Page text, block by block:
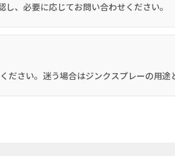
、必要に応じてお問い合わせください。
さい。迷う場合はジンクスプレーの用